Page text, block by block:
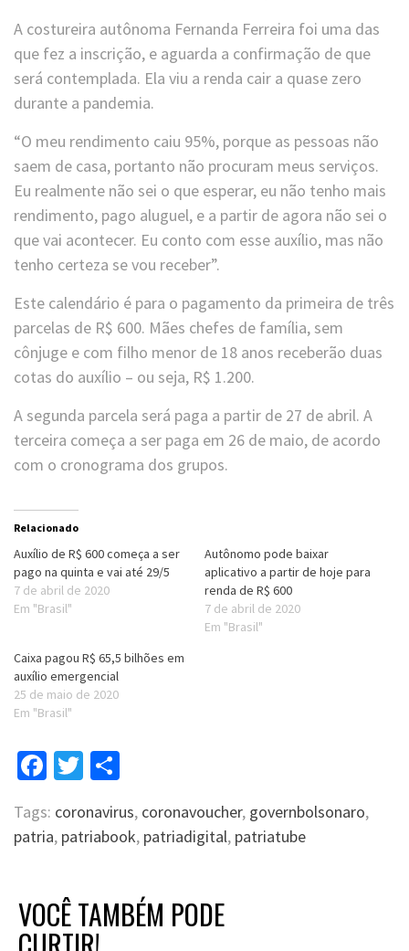
A costureira autônoma Fernanda Ferreira foi uma das
que fez a inscrição, e aguarda a confirmação de que
será contemplada. Ela viu a renda cair a quase zero
durante a pandemia.
“O meu rendimento caiu 95%, porque as pessoas não
saem de casa, portanto não procuram meus serviços.
Eu realmente não sei o que esperar, eu não tenho mais
rendimento, pago aluguel, e a partir de agora não sei o
que vai acontecer. Eu conto com esse auxílio, mas não
tenho certeza se vou receber”.
Este calendário é para o pagamento da primeira de três
parcelas de R$ 600. Mães chefes de família, sem
cônjuge e com filho menor de 18 anos receberão duas
cotas do auxílio – ou seja, R$ 1.200.
A segunda parcela será paga a partir de 27 de abril. A
terceira começa a ser paga em 26 de maio, de acordo
com o cronograma dos grupos.
Relacionado
Auxílio de R$ 600 começa a ser
pago na quinta e vai até 29/5
7 de abril de 2020
Em "Brasil"
Autônomo pode baixar
aplicativo a partir de hoje para
renda de R$ 600
7 de abril de 2020
Em "Brasil"
Caixa pagou R$ 65,5 bilhões em
auxílio emergencial
25 de maio de 2020
Em "Brasil"
Facebook
Twitter
Tags: coronavirus, coronavoucher, governbolsonaro,
patria, patriabook, patriadigital, patriatube
VOCÊ TAMBÉM PODE